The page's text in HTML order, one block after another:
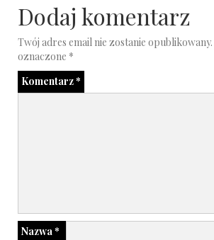
Dodaj komentarz
Twój adres email nie zostanie opublikowany.
oznaczone *
Komentarz*
Nazwa*